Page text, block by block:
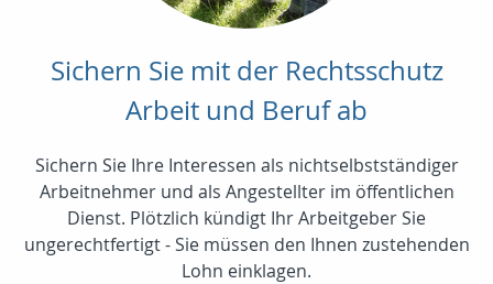
Sichern Sie mit der Rechtsschutz
Arbeit und Beruf ab
Sichern Sie Ihre Interessen als nichtselbstständiger
Arbeitnehmer und als Angestellter im öffentlichen
Dienst. Plötzlich kündigt Ihr Arbeitgeber Sie
ungerechtfertigt - Sie müssen den Ihnen zustehenden
Lohn einklagen.